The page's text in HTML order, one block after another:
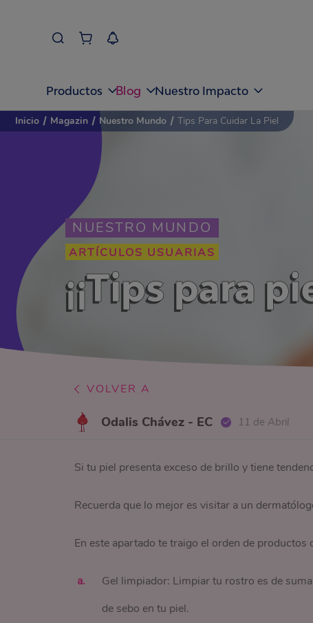
Productos Blog Nuestro Impacto
NUESTRO MUNDO
ARTÍCULOS USUARIAS
¡¡Tips para
Inicio / Magazin / Nuestro Mundo / Tips Para Cuidar La Piel
VOLVER A
Odalis Chávez - EC 11 de Abril
Si tu piel presenta exceso de brillo y tiene
Recuerda que lo mejor es visitar a un
En este apartado te traigo el orden de productos
Gel limpiador: Limpiar tu rostro es de
de sebo en tu piel.